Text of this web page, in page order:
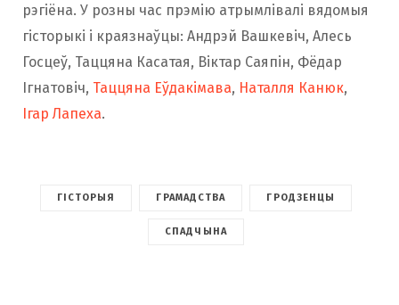
рэгіёна. У розны час прэмію атрымлівалі вядомыя
гісторыкі і краязнаўцы: Андрэй Вашкевіч, Алесь
Госцеў, Таццяна Касатая, Віктар Саяпін, Фёдар
Ігнатовіч, Таццяна Еўдакімава, Наталля Канюк,
Ігар Лапеха.
ГІСТОРЫЯ ГРАМАДСТВА ГРОДЗЕНЦЫ
СПАДЧЫНА